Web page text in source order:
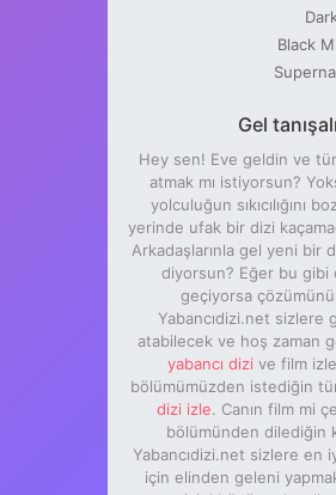
Black
Gel
Hey sen! Eve geldin ve
atmak mı istiyorsun?
yolculuğun sıkıcılığını
yerinde ufak bir dizi
Arkadaşlarınla gel yeni bir
diyorsun? Eğer bu gibi
geçiyorsa
Yabancıdizi.net sizlere
atabilecek ve hoş zaman
yabancı dizi ve film
bölümümüzden istediğin
dizi izle. Canın film mi
bölümünden dilediğin
Yabancıdizi.net sizlere en
için elinden geleni